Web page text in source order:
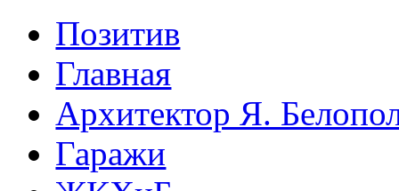
Позитив
Главная
Архитектор Я.
Гаражи